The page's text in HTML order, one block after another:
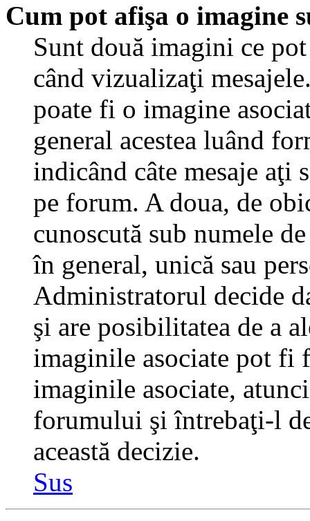
Cum pot afişa o imagine
Sunt două imagini ce
când vizualizaţi
poate fi o imagine
general acestea luând
indicând câte mesaje aţi
pe forum. A doua, de
cunoscută sub numele
în general, unică sau
Administratorul decide
şi are posibilitatea de a
imaginile asociate pot fi
imaginile asociate,
forumului şi întrebaţi-l
această decizie.
Sus